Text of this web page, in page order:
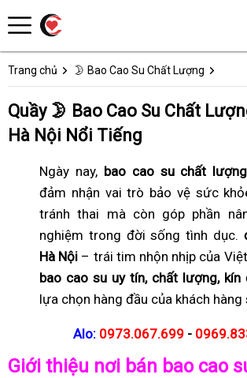
Trang chủ 🌛 Bao Cao Su Chất Lượng
Quầy 🌛 Bao Cao Su Chất
Hà Nội Nổi Tiếng
Ngày nay, bao cao su chất lượng
đảm nhận vai trò bảo vệ sức
tránh thai mà còn góp phần
nghiệm trong đời sống tình dục.
Hà Nội – trái tim nhộn nhịp của
bao cao su uy tín, chất lượng, kín
lựa chọn hàng đầu của khách hàng
Alo: 0973.067.699 -
Giới thiệu nơi bán bao cao